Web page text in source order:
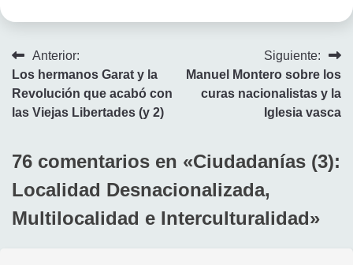
Navegación
de
entradas
Anterior:
Los hermanos Garat y la
Revolución que acabó con
las Viejas Libertades (y 2)
Siguiente:
Manuel Montero sobre los
curas nacionalistas y la
Iglesia vasca
76 comentarios en «Ciudadanías (3):
Localidad Desnacionalizada,
Multilocalidad e Interculturalidad»